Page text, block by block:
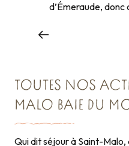
d’Émeraude, donc
Faire le tour des
TOUTES NOS
MALO BAIE DU
Qui dit séjour à Saint-